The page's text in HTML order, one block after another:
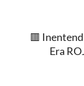
🟥
Era